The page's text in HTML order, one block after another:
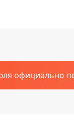
официально